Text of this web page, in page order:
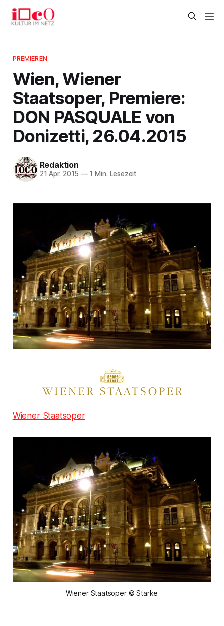
PREMIEREN
Wien, Wiener
Staatsoper, Premiere:
DON PASQUALE von
Donizetti, 26.04.2015
Redaktion
21 Apr. 2015 —1 Min. Lesezeit
Wiener Staatsoper
Wiener Staatsoper © Starke